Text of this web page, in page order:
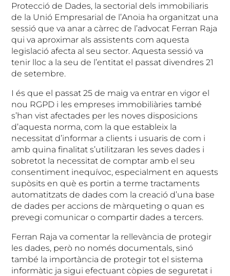
Protecció de Dades, la sectorial dels immobiliaris
de la Unió Empresarial de l’Anoia ha organitzat una
sessió que va anar a càrrec de l’advocat Ferran Raja
qui va aproximar als assistents com aquesta
legislació afecta al seu sector. Aquesta sessió va
tenir lloc a la seu de l’entitat el passat divendres 21
de setembre.
I és que el passat 25 de maig va entrar en vigor el
nou RGPD i les empreses immobiliàries també
s’han vist afectades per les noves disposicions
d’aquesta norma, com la que estableix la
necessitat d’informar a clients i usuaris de com i
amb quina finalitat s’utilitzaran les seves dades i
sobretot la necessitat de comptar amb el seu
consentiment inequívoc, especialment en aquests
supòsits en què es portin a terme tractaments
automatitzats de dades com la creació d’una base
de dades per accions de màrqueting o quan es
prevegi comunicar o compartir dades a tercers.
Ferran Raja va comentar la rellevància de protegir
les dades, però no només documentals, sinó
també la importància de protegir tot el sistema
informàtic ja sigui efectuant còpies de seguretat i